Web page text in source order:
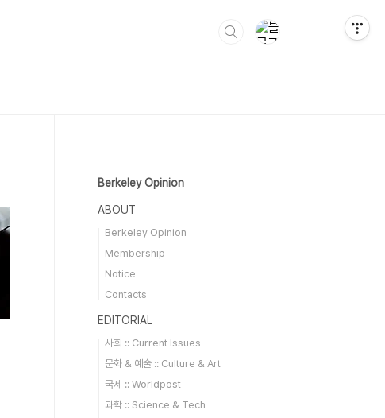
Berkeley Opinion
ABOUT
Berkeley Opinion
Membership
Notice
Contacts
EDITORIAL
사회 :: Current Issues
문화 & 예술 :: Culture & Art
국제 :: Worldpost
과학 :: Science & Tech